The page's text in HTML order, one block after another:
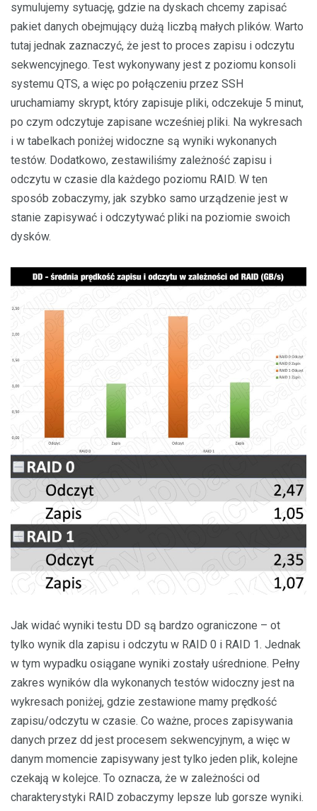
symulujemy sytuację, gdzie na dyskach chcemy zapisać
pakiet danych obejmujący dużą liczbą małych plików. Warto
tutaj jednak zaznaczyć, że jest to proces zapisu i odczytu
sekwencyjnego. Test wykonywany jest z poziomu konsoli
systemu QTS, a więc po połączeniu przez SSH
uruchamiamy skrypt, który zapisuje pliki, odczekuje 5 minut,
po czym odczytuje zapisane wcześniej pliki. Na wykresach
i w tabelkach poniżej widoczne są wyniki wykonanych
testów. Dodatkowo, zestawiliśmy zależność zapisu i
odczytu w czasie dla każdego poziomu RAID. W ten
sposób zobaczymy, jak szybko samo urządzenie jest w
stanie zapisywać i odczytywać pliki na poziomie swoich
dysków.
Jak widać wyniki testu DD są bardzo ograniczone – ot
tylko wynik dla zapisu i odczytu w RAID 0 i RAID 1. Jednak
w tym wypadku osiągane wyniki zostały uśrednione. Pełny
zakres wyników dla wykonanych testów widoczny jest na
wykresach poniżej, gdzie zestawione mamy prędkość
zapisu/odczytu w czasie. Co ważne, proces zapisywania
danych przez dd jest procesem sekwencyjnym, a więc w
danym momencie zapisywany jest tylko jeden plik, kolejne
czekają w kolejce. To oznacza, że w zależności od
charakterystyki RAID zobaczymy lepsze lub gorsze wyniki.